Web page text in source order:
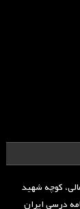
کوچه شهید